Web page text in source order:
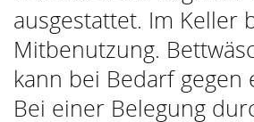
ausgestattet. Im Keller
Mitbenutzung.
kann bei Bedarf
Bei einer Belegung